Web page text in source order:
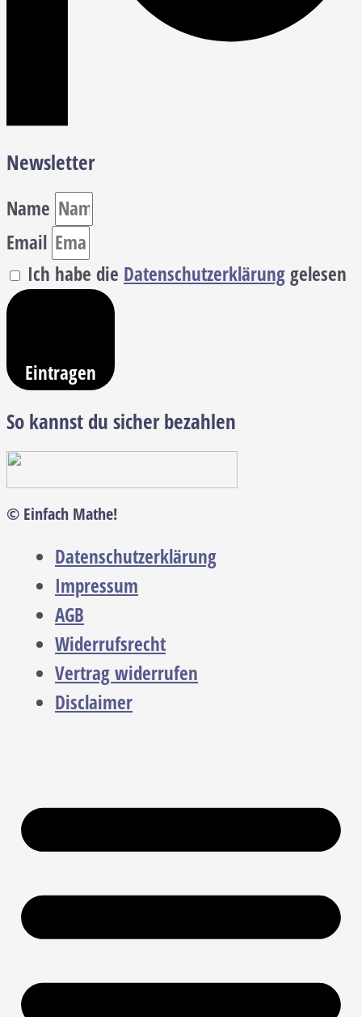
Newsletter
Name
Email
Ich habe die Datenschutzerklärung gelesen
Eintragen
So kannst du sicher bezahlen
© Einfach Mathe!
Datenschutzerklärung
Impressum
AGB
Widerrufsrecht
Vertrag widerrufen
Disclaimer